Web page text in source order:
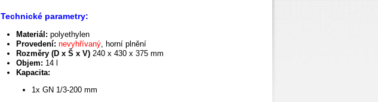
Technické parametry:
Materiál: polyethylen
Provedení: nevyhřívaný, horní plnění
Rozměry (D x Š x V)240 x 430 x 375 mm
Objem: 14 l
Kapacita:
1x GN 1/3-200 mm